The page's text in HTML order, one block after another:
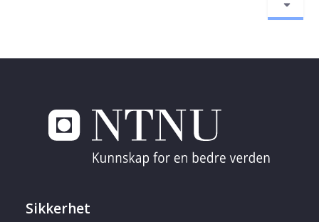
Sikkerhet